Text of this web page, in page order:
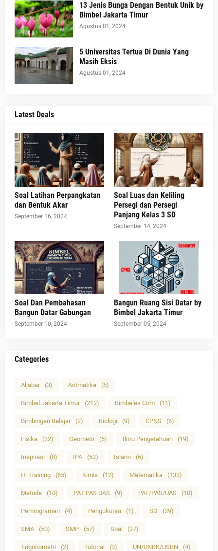
13 Jenis Bunga Dengan Bentuk Unik by
Bimbel Jakarta Timur
Agustus 01, 2024
5 Universitas Tertua Di Dunia Yang
Masih Eksis
Agustus 01, 2024
Latest Deals
Soal Latihan Perpangkatan
dan Bentuk Akar
September 16, 2024
Soal Luas dan Keliling
Persegi dan Persegi
Panjang Kelas 3 SD
September 14, 2024
Soal Dan Pembahasan
Bangun Datar Gabungan
September 10, 2024
Bangun Ruang Sisi Datar by
Bimbel Jakarta Timur
September 05, 2024
Categories
Aljabar (3) Aritmatika (6)
Bimbel Jakarta Timur (212) Bimbeles Com (11)
Bimbingan Belajar (2) Biologi (9) CPNS (6)
Fisika (32) Geometri (5) Ilmu Pengetahuan (19)
Inspirasi (8) IPA (52) Islami (6)
IT Training (65) Kimia (12) Matematika (133)
Metode (10) PAT PAS UAS (9) PAT/PAS/UAS (10)
Pemrograman (4) Pengukuran (1) SD (29)
SMA (50) SMP (57) Soal (27)
Trigonometri (2) Tutorial (3) UN/UNBK/USBN (4)